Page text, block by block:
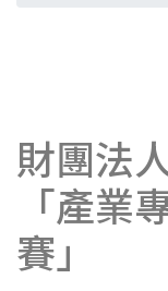
財團法
「產業
賽」